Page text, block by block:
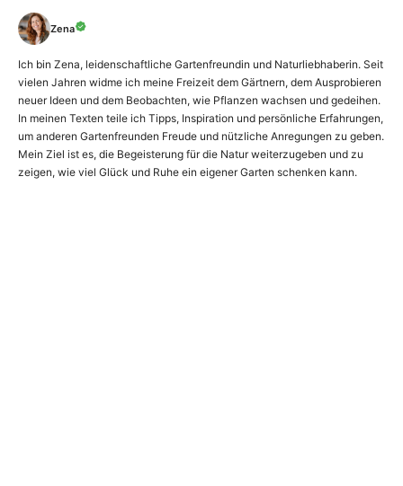
Zena
Ich bin Zena, leidenschaftliche Gartenfreundin und Naturliebhaberin. Seit
vielen Jahren widme ich meine Freizeit dem Gärtnern, dem Ausprobieren
neuer Ideen und dem Beobachten, wie Pflanzen wachsen und gedeihen.
In meinen Texten teile ich Tipps, Inspiration und persönliche Erfahrungen,
um anderen Gartenfreunden Freude und nützliche Anregungen zu geben.
Mein Ziel ist es, die Begeisterung für die Natur weiterzugeben und zu
zeigen, wie viel Glück und Ruhe ein eigener Garten schenken kann.